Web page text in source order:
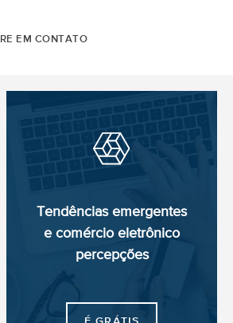
EM CONTATO
Tendências emergentes
e comércioeletrônico
percepções